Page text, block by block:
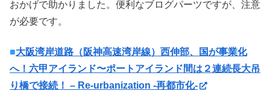
おかげで助かりました。便利なブログパーツですが、注意
が必要です。
■大阪湾岸道路（阪神高速湾岸線）西伸部、国が事業化
へ！六甲アイランド〜ポートアイランド間は２連続長大吊
り橋で接続！ – Re-urbanization -再都市化-